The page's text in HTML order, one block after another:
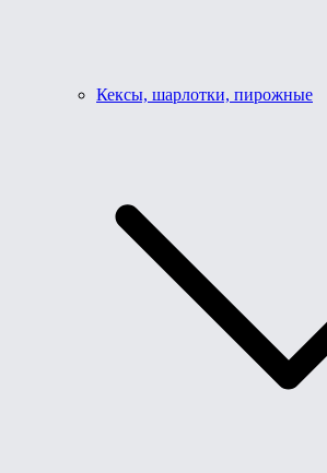
Кексы, шарлотки, пирожные